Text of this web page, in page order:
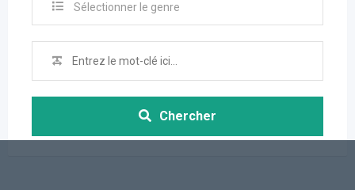
Sélectionner le genre
Chercher